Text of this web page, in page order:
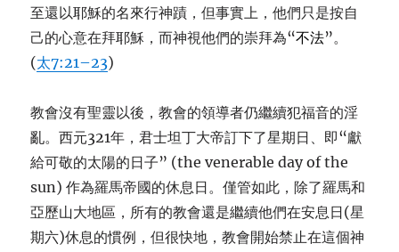
至還以耶穌的名來行神蹟，但事實上，他們只是按自
己的心意在拜耶穌，而神視他們的崇拜為“不法”。
(太7:21–23)
教會沒有聖靈以後，教會的領導者仍繼續犯福音的淫
亂。西元321年，君士坦丁大帝訂下了星期日、即“獻
給可敬的太陽的日子” (the venerable day of the
sun) 作為羅馬帝國的休息日。僅管如此，除了羅馬和
亞歷山大地區，所有的教會還是繼續他們在安息日(星
期六)休息的慣例，但很快地，教會開始禁止在這個神